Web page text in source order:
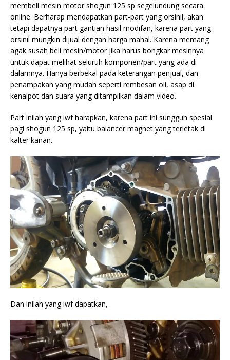
membeli mesin motor shogun 125 sp segelundung secara
online. Berharap mendapatkan part-part yang orsinil, akan
tetapi dapatnya part gantian hasil modifan, karena part yang
orsinil mungkin dijual dengan harga mahal. Karena memang
agak susah beli mesin/motor jika harus bongkar mesinnya
untuk dapat melihat seluruh komponen/part yang ada di
dalamnya. Hanya berbekal pada keterangan penjual, dan
penampakan yang mudah seperti rembesan oli, asap di
kenalpot dan suara yang ditampilkan dalam video.
Part inilah yang iwf harapkan, karena part ini sungguh spesial
pagi shogun 125 sp, yaitu balancer magnet yang terletak di
kalter kanan.
Dan inilah yang iwf dapatkan,